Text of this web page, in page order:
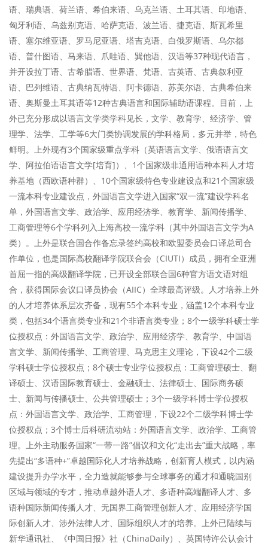
语、瑞典语、荷兰语、希伯来语、乌克兰语、土耳其语、印地语、
匈牙利语、乌兹别克语、哈萨克语、波兰语、捷克语、斯瓦希里
语、塞尔维亚语、罗马尼亚语、塔吉克语、白俄罗斯语、乌尔都
语、普什图语、马来语、爪哇语、巽他语、汉语等37种现代语言，
并开设拉丁语、古希腊语、世界语、梵语、古英语、古典叙利亚
语、巴列维语、古典纳瓦特语、阿卡德语、苏美尔语、古典希伯来
语、奥斯曼土耳其语等12种古典语言和国际辅助语课程。目前，上
外已充分形成以语言文学类学科见长，文学、教育学、经济学、管
理学、法学、工学等6大门类协调发展的学科格局，多元并举，特色
鲜明。上外现有3个国家级重点学科（英语语言文学、俄语语言文
学、阿拉伯语语言文学[培育]）、1个国家级非通用语种本科人才培
养基地（西欧语种群）、10个国家级特色专业建设点和21个国家级
一流本科专业建设点，外国语言文学进入国家“双一流”建设学科名
单，外国语言文学、政治学、应用经济学、教育学、新闻传播学、
工商管理等6个学科列入上海高校一流学科（其中外国语言文学为A
类）。上外是联合国合作备忘录签约高校和欧盟委员会口译总司合
作单位，也是国际高校翻译学院联合会（CIUTI）成员，拥有全亚洲
首屈一指的高级翻译学院，已开设全部联合国6种官方语文语对组
合，获得国际会议口译员协会（AIIC）全球最高评级。人才培养上外
的人才培养体系层次齐备，现有55个本科专业，涵盖12个本科专业
类，包括34个语言类专业和21个非语言类专业；8个一级学科硕士学
位授权点：外国语言文学、政治学、应用经济学、教育学、中国语
言文学、新闻传播学、工商管理、马克思主义理论，下设42个二级
学科硕士学位授权点；8个硕士专业学位授权点：工商管理硕士、翻
译硕士、汉语国际教育硕士、金融硕士、法律硕士、国际商务硕
士、新闻与传播硕士、公共管理硕士；3个一级学科博士学位授权
点：外国语言文学、政治学、工商管理，下设22个二级学科博士学
位授权点；3个博士后科研流动站：外国语言文学、政治学、工商管
理。上外主动服务国家“一带一路”倡议和文化“走出去”重大战略，率
先提出“多语种+”卓越国际化人才培养战略，创新育人模式，以内涵
建设提升办学水平，全力造就能够参与全球事务的通才和通晓国别
区域与领域的专才，推动卓越外语人才、多语种高端翻译人才、多
语种国际新闻传播人才、无国界工商管理创新人才、应用经济学国
际创新人才、涉外法律人才、国际组织人才的培养。上外已陆续与
新华通讯社、《中国日报》社（ChinaDaily）、英国特许公认会计